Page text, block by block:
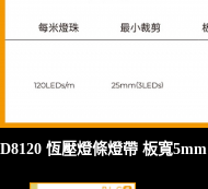
D8120 恆壓燈條燈帶 板寬5mm